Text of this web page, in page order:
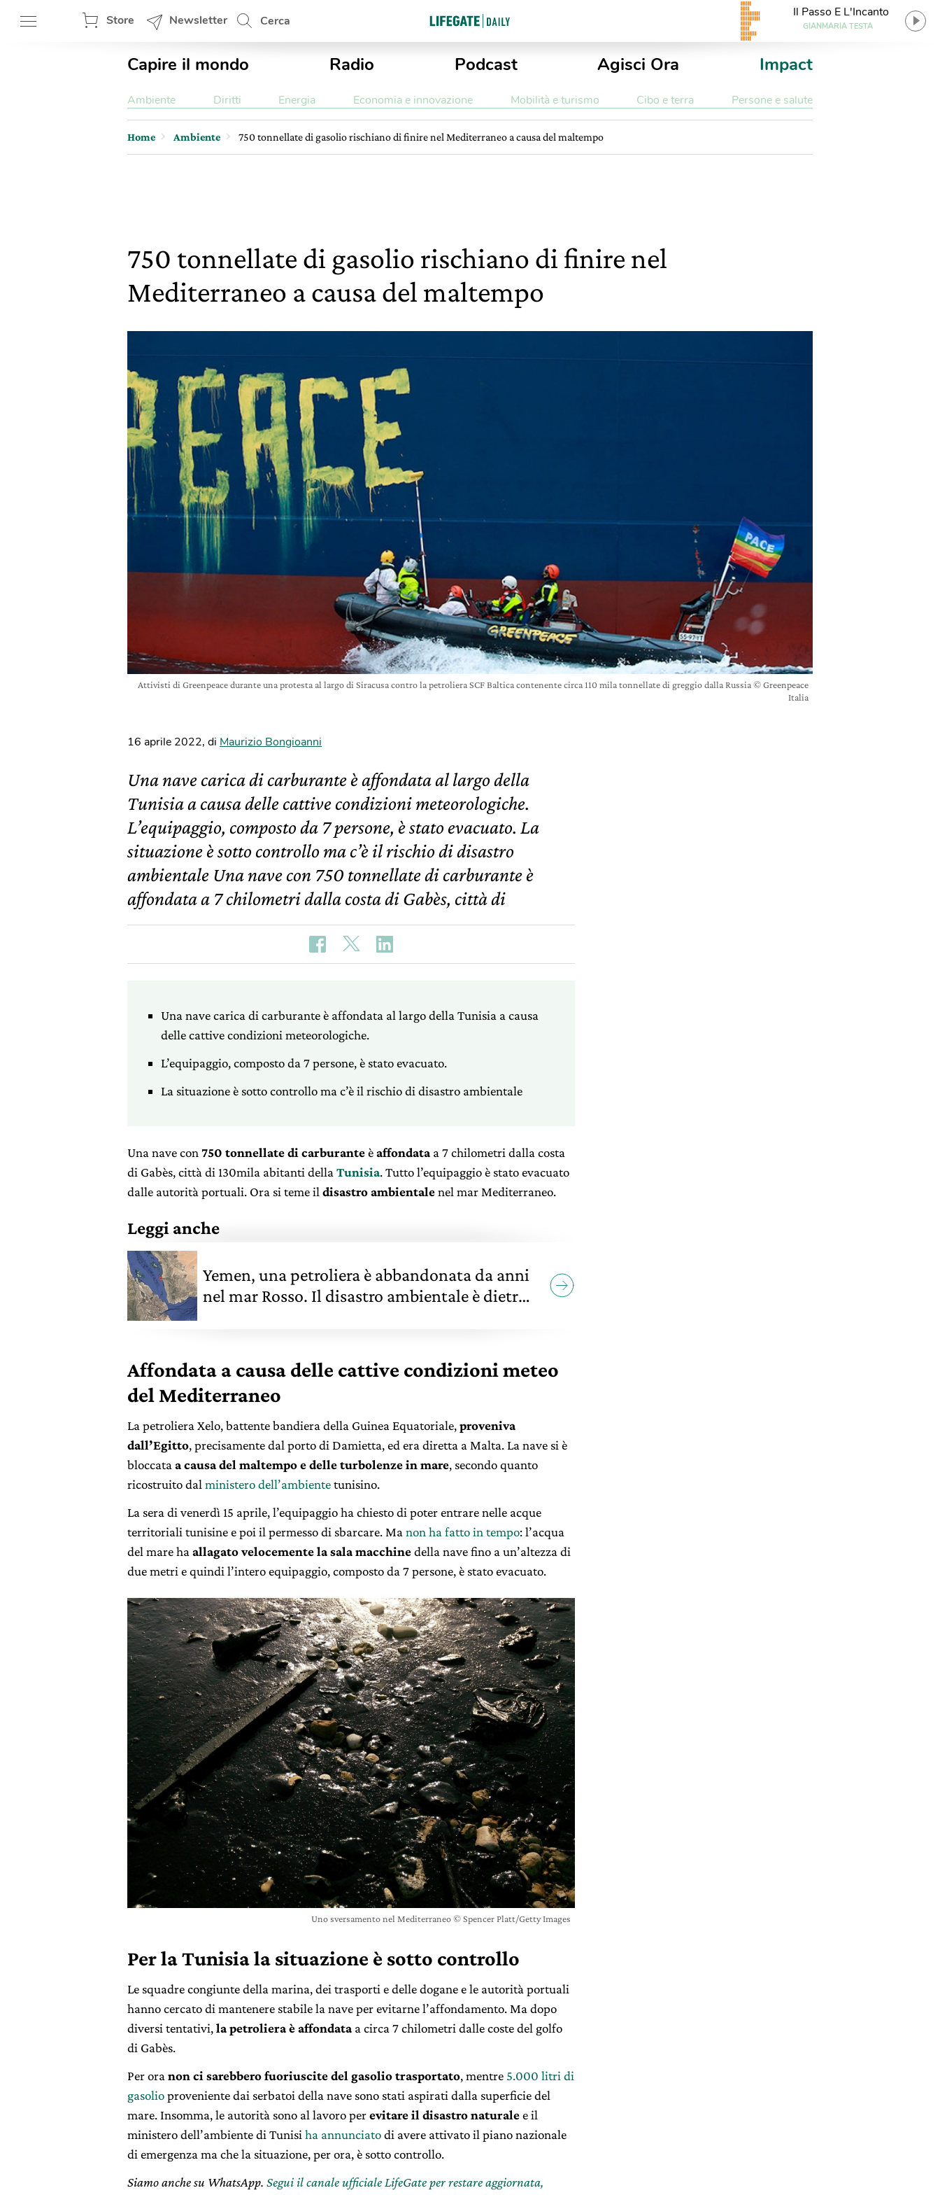
Store Newsletter Cerca
Il Passo E L'Incanto
GIANMARIA TESTA
Capire il mondo Radio Podcast Agisci Ora Impact
Ambiente Diritti Energia Economia e innovazione Mobilità e turismo Cibo e terra Persone e salute
Home Ambiente 750 tonnellate di gasolio rischiano di finire nel Mediterraneo a causa del maltempo
750 tonnellate di gasolio rischiano di finire nel
Mediterraneo a causa del maltempo
Attivisti di Greenpeace durante una protesta al largo di Siracusa contro la petroliera SCF Baltica contenente circa 110 mila tonnellate di greggio dalla Russia © Greenpeace
Italia
16 aprile 2022, di Maurizio Bongioanni
Una nave carica di carburante è affondata al largo della
Tunisia a causa delle cattive condizioni meteorologiche.
L’equipaggio, composto da 7 persone, è stato evacuato. La
situazione è sotto controllo ma c’è il rischio di disastro
ambientale Una nave con 750 tonnellate di carburante è
affondata a 7 chilometri dalla costa di Gabès, città di
Una nave carica di carburante è affondata al largo della Tunisia a causa
delle cattive condizioni meteorologiche.
L’equipaggio, composto da 7 persone, è stato evacuato.
La situazione è sotto controllo ma c’è il rischio di disastro ambientale
Una nave con 750 tonnellate di carburanteèaffondata a 7 chilometri dalla costa
di Gabès, città di 130mila abitanti della Tunisia. Tutto l’equipaggio è stato evacuato
dalle autorità portuali. Ora si teme il disastro ambientalenel mar Mediterraneo.
Leggi anche
Yemen, una petroliera è abbandonata da anni
nel mar Rosso. Il disastro ambientale è dietro
Affondata a causa delle cattive condizioni meteo
del Mediterraneo
La petroliera Xelo, battente bandiera della Guinea Equatoriale,proveniva
dall’Egitto, precisamente dal porto di Damietta, ed era diretta a Malta. La nave si è
bloccata a causa del maltempo e delle turbolenze in mare, secondo quanto
ricostruito dal ministero dell’ambientetunisino.
La sera di venerdì 15 aprile, l’equipaggio ha chiesto di poter entrare nelle acque
territoriali tunisine e poi il permesso di sbarcare. Ma non ha fatto in tempo: l’acqua
del mare ha allagato velocemente la sala macchinedella nave fino a un’altezza di
due metri e quindi l’intero equipaggio, composto da 7 persone, è stato evacuato.
Uno sversamento nel Mediterraneo © Spencer Platt/Getty Images
Per la Tunisia la situazione è sotto controllo
Le squadre congiunte della marina, dei trasporti e delle dogane e le autorità portuali
hanno cercato di mantenere stabile la nave per evitarne l’affondamento. Ma dopo
diversi tentativi,la petroliera è affondata a circa 7 chilometri dalle coste del golfo
di Gabès.
Per oranon ci sarebbero fuoriuscite del gasolio trasportato, mentre 5.000 litri di
gasolioproveniente dai serbatoi della nave sono stati aspirati dalla superficie del
mare. Insomma, le autorità sono al lavoro perevitare il disastro naturalee il
ministero dell’ambiente di Tunisiha annunciatodi avere attivato il piano nazionale
di emergenza ma che la situazione, per ora, è sotto controllo.
Siamo anche su WhatsApp. Segui il canale ufficiale LifeGate per restare aggiornata,